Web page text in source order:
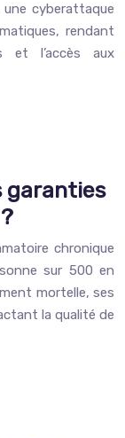
une cyberattaque
rendant
et l’accès aux
garanties
chronique
sur 500 en
mortelle, ses
la qualité de